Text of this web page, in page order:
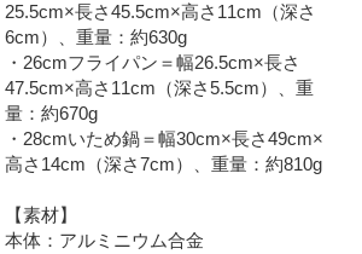
25.5cm×長さ45.5cm×高さ11cm（深さ
6cm）、重量：約630g
・26cmフライパン＝幅26.5cm×長さ
47.5cm×高さ11cm（深さ5.5cm）、重
量：約670g
・28cmいため鍋＝幅30cm×長さ49cm×
高さ14cm（深さ7cm）、重量：約810g
【素材】
本体：アルミニウム合金